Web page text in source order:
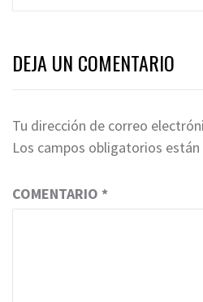
DEJA UN COMENTARIO
Tu dirección de correo
Los campos obligatorios
COMENTARIO *